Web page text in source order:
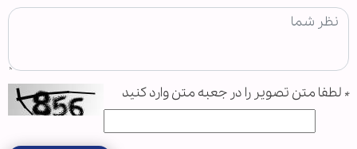
* لطفا متن تصویر را در جعبه متن وارد کنید